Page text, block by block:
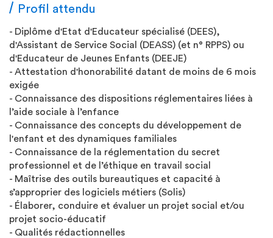
Profil attendu
- Diplôme d'Etat d'Educateur spécialisé (DEES),
d'Assistant de Service Social (DEASS) (et n° RPPS) ou
d'Educateur de Jeunes Enfants (DEEJE)
- Attestation d'honorabilité datant de moins de 6 mois
exigée
- Connaissance des dispositions réglementaires liées à
l’aide sociale à l’enfance
- Connaissance des concepts du développement de
l'enfant et des dynamiques familiales
- Connaissance de la réglementation du secret
professionnel et de l’éthique en travail social
- Maîtrise des outils bureautiques et capacité à
s’approprier des logiciels métiers (Solis)
- Élaborer, conduire et évaluer un projet social et/ou
projet socio-éducatif
- Qualités rédactionnelles